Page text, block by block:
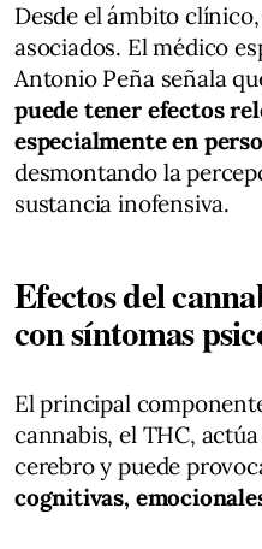
Desde el ámbito
asociados. El médico
Antonio Peña señala
puede tener efectos
especialmente en
desmontando la
sustancia inofensiva.
Efectos del
con síntomas
El principal
cannabis, el THC,
cerebro y puede
cognitivas,